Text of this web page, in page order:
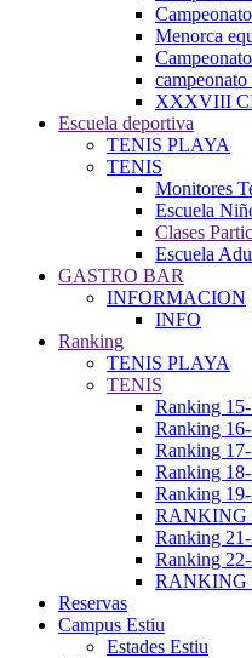
Menorca
campeonato
XXXVIII
Escuela deportiva
TENIS PLAYA
TENIS
Monitores
Escuela
Clases
Escuela
GASTRO BAR
INFORMACION
INFO
Ranking
TENIS PLAYA
TENIS
Ranking
Ranking
Ranking
Ranking
Ranking
RANKING
Ranking
Ranking
RANKING
Reservas
Campus Estiu
Estades Estiu